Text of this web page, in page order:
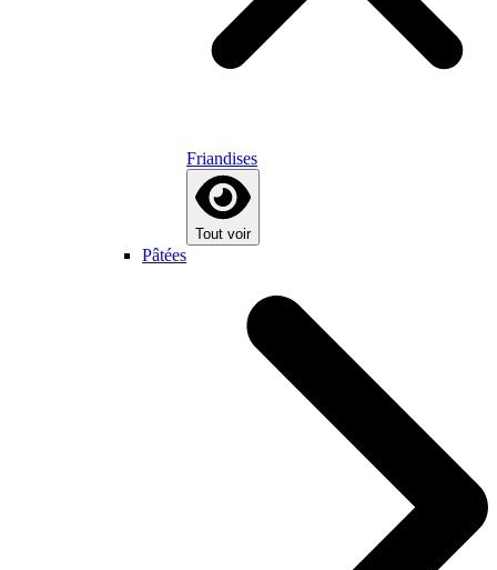
Friandises
Tout voir
Pâtées